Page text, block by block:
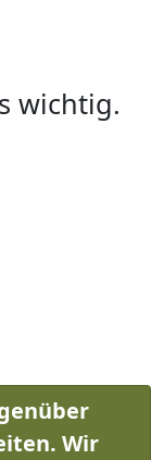
wichtig.
Wir